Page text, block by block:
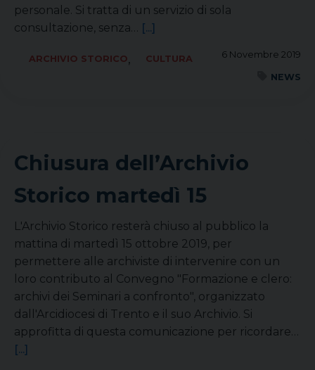
personale. Si tratta di un servizio di sola
consultazione, senza… [...]
6 Novembre 2019
ARCHIVIO STORICO,
CULTURA
NEWS
Chiusura dell’Archivio
Storico martedì 15
L'Archivio Storico resterà chiuso al pubblico la
mattina di martedì 15 ottobre 2019, per
permettere alle archiviste di intervenire con un
loro contributo al Convegno "Formazione e clero:
archivi dei Seminari a confronto", organizzato
dall'Arcidiocesi di Trento e il suo Archivio. Si
approfitta di questa comunicazione per ricordare…
[...]